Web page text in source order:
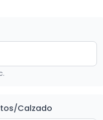
Calzado